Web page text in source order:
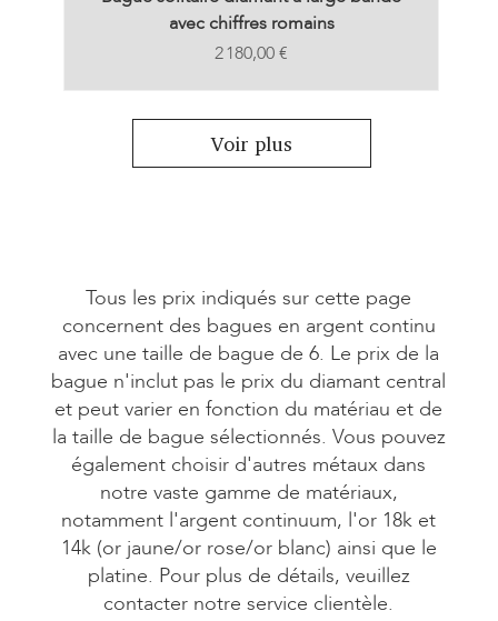
avec chiffres romains
Prix
2 180,00 €
Voir plus
Tous les prix indiqués sur cette page
concernent des bagues en argent continu
avec une taille de bague de 6. Le prix de la
bague n'inclut pas le prix du diamant central
et peut varier en fonction du matériau et de
la taille de bague sélectionnés. Vous pouvez
également choisir d'autres métaux dans
notre vaste gamme de matériaux,
notamment l'argent continuum, l'or 18k et
14k (or jaune/or rose/or blanc) ainsi que le
platine. Pour plus de détails, veuillez
contacter notre service clientèle.